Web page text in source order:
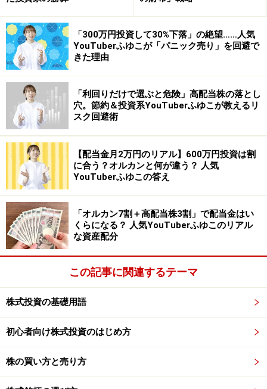
「300万円投資して30%下落」の絶望……人気
YouTuberふゆこが「パニック売り」を回避で
きた理由
「利回りだけで選ぶと危険」高配当株の落とし
穴。節約＆投資系YouTuberふゆこが教えるリ
スク回避術
【配当金月2万円のリアル】600万円投資は割
に合う？オルカンと何が違う？ 人気
YouTuberふゆこの答え
「オルカン7割＋高配当株3割」で配当金はい
くらになる？ 人気YouTuberふゆこのリアル
な資産配分
この記事に関連するテーマ
株式投資の基礎用語
初心者向け株式投資のはじめ方
株の買い方と売り方